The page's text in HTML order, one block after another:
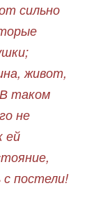
сильно
живот,
таком
не
ей
постели!